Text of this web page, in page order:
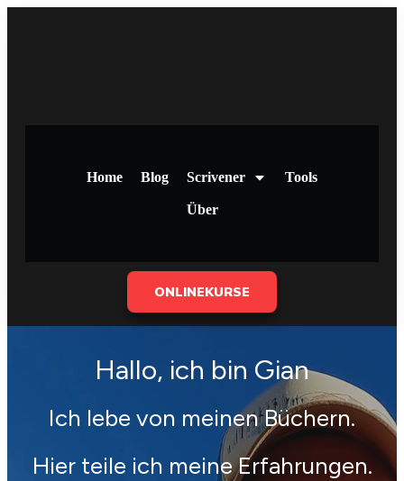
Home Blog Scrivener Tools
Über
ONLINEKURSE
Hallo, ich bin Gian
Ich lebe von meinen Büchern.
Hier teile ich meine Erfahrungen.